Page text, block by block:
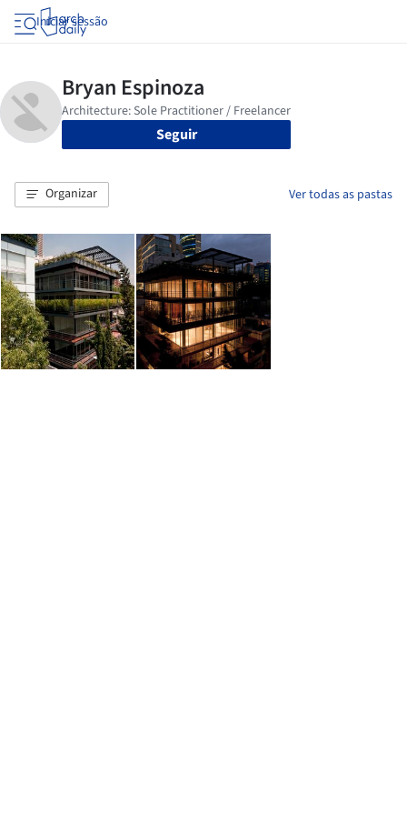
Iniciar sessão
Seguir
Organizar Ver todas as pastas